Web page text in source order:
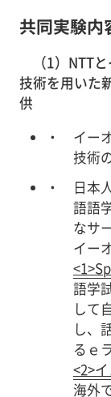
共同実験内
（1）NTT
技術を用いた
供
イー
技術
日本
語語
なサ
イー
語学
して
し、
るｅ
<2>
海外